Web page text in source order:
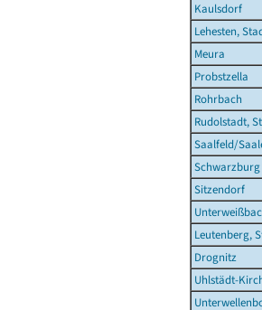
Kaulsdorf
Lehesten,
Meura
Probstzella
Rohrbach
Rudolstadt,
Saalfeld/
Schwarzburg
Sitzendorf
Leutenberg,
Drognitz
Uhlstädt-